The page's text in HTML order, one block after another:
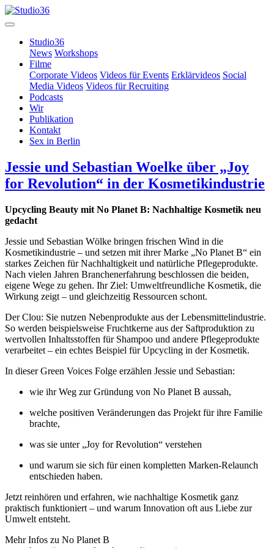
Studio36
News Workshops
Filme
Corporate Videos Videos für Events Erklärvideos Social
Media Videos Videos für Recruiting
Podcasts
Wir
Publikation
Kontakt
Sex in Berlin
Jessie und Sebastian Woelke über „Joy
for Revolution“ in der Kosmetikindustrie
Upcycling Beauty mit No Planet B: Nachhaltige Kosmetik neu
gedacht
Jessie und Sebastian Wölke bringen frischen Wind in die
Kosmetikindustrie – und setzen mit ihrer Marke „No Planet B“ ein
starkes Zeichen für Nachhaltigkeit und natürliche Pflegeprodukte.
Nach vielen Jahren Branchenerfahrung beschlossen die beiden,
eigene Wege zu gehen. Ihr Ziel: Umweltfreundliche Kosmetik, die
Wirkung zeigt – und gleichzeitig Ressourcen schont.
Der Clou: Sie nutzen Nebenprodukte aus der Lebensmittelindustrie.
So werden beispielsweise Fruchtkerne aus der Saftproduktion zu
wertvollen Inhaltsstoffen für Shampoo und andere Pflegeprodukte
verarbeitet – ein echtes Beispiel für Upcycling in der Kosmetik.
In dieser Green Voices Folge erzählen Jessie und Sebastian:
wie ihr Weg zur Gründung von No Planet B aussah,
welche positiven Veränderungen das Projekt für ihre Familie
brachte,
was sie unter „Joy for Revolution“ verstehen
und warum sie sich für einen kompletten Marken-Relaunch
entschieden haben.
Jetzt reinhören und erfahren, wie nachhaltige Kosmetik ganz
praktisch funktioniert – und warum Innovation oft aus Liebe zur
Umwelt entsteht.
Mehr Infos zu No Planet B